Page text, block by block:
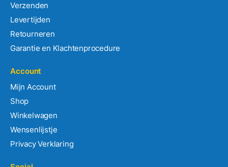
Verzenden
Levertijden
Retourneren
Garantie en Klachtenprocedure
Account
Mijn Account
Shop
Winkelwagen
Wensenlijstje
Privacy Verklaring